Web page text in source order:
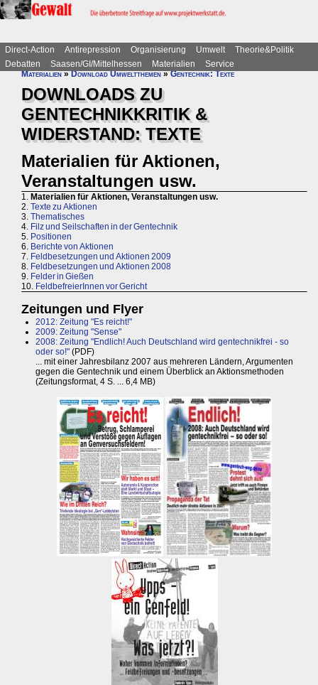
Direct-Action Antirepression Organisierung Umwelt
Theorie&Politik
Debatten
Saasen/GI/Mittelhessen Materialien
Service
Materialien»Download Umweltthemen»Gentechnik: Texte
DOWNLOADS ZU
GENTECHNIKKRITIK &
WIDERSTAND: TEXTE
Materialien für Aktionen,
Veranstaltungen usw.
1. Materialien für Aktionen, Veranstaltungen usw.
2. Texte zu Aktionen
3. Thematisches
4. Filz und Seilschaften in der Gentechnik
5. Positionen
6. Berichte von Aktionen
7. Feldbesetzungen und Aktionen 2009
8. Feldbesetzungen und Aktionen 2008
9. Felder in Gießen
10. FeldbefreierInnen vor Gericht
Zeitungen und Flyer
2012: Zeitung "Es reicht!"
2009: Zeitung "Sense"
2008: Zeitung "Endlich! Auch Deutschland wird gentechnikfrei - so
oder so!" (PDF)
... mit einer Jahresbilanz 2007 aus mehreren Ländern, Argumenten
gegen die Gentechnik und einem Überblick an Aktionsmethoden
(Zeitungsformat, 4 S. ... 6,4 MB)